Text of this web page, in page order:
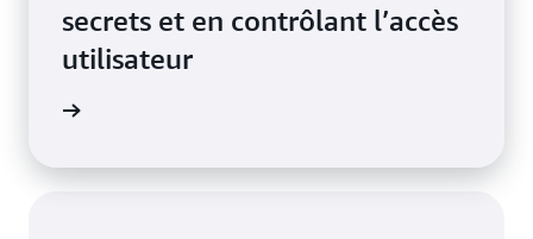
secrets et en contrôlant l’accès
utilisateur